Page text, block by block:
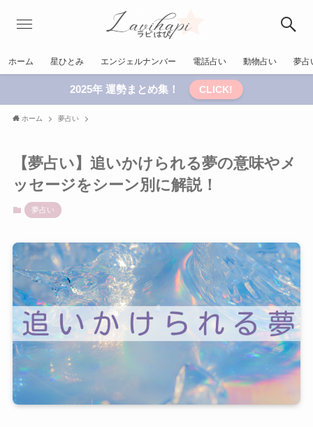
ホーム 星ひとみ エンジェルナンバー 電話占い 動物占い 夢占
2025年 運勢まとめ集！ CLICK!
ホーム 夢占い
【夢占い】追いかけられる夢の意味やメ
ッセージをシーン別に解説！
夢占い